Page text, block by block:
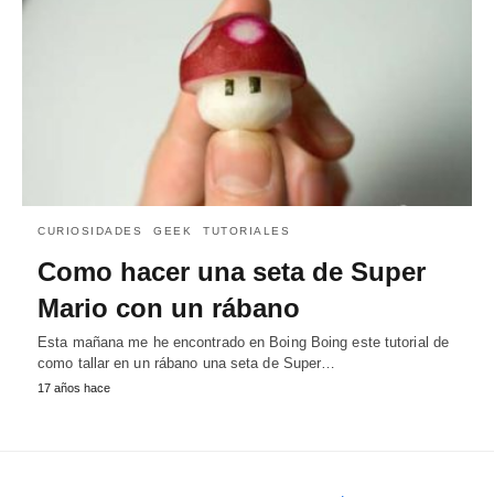
CURIOSIDADES GEEK TUTORIALES
Como hacer una seta de Super
Mario con un rábano
Esta mañana me he encontrado en Boing Boing este tutorial de
como tallar en un rábano una seta de Super…
17 años hace